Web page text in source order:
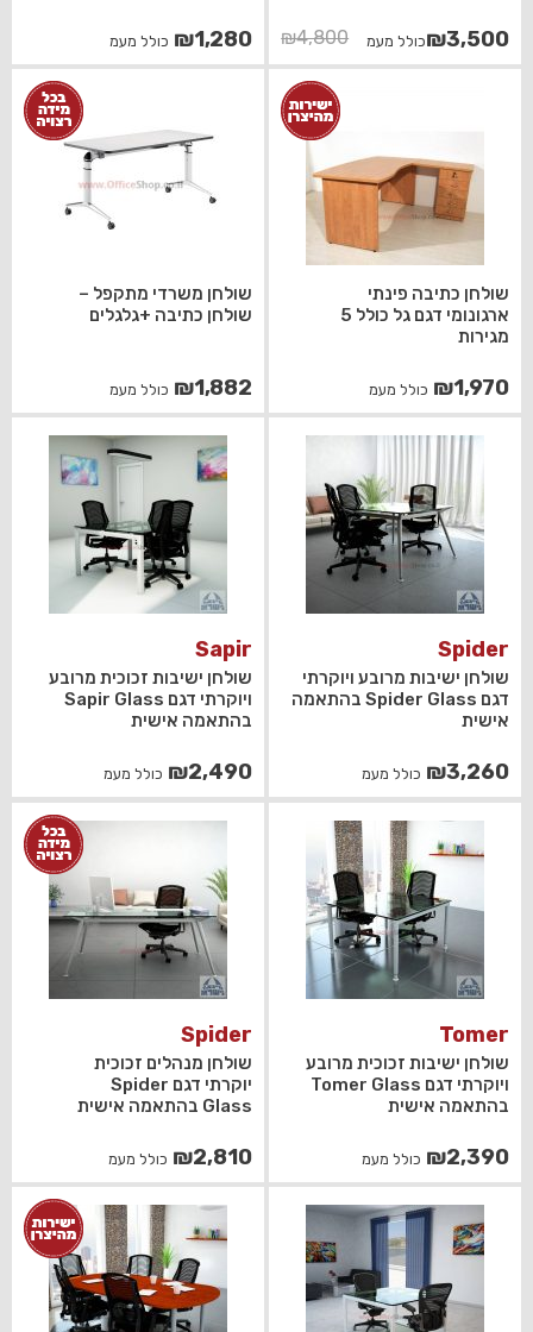
₪4,800
המחיר
המקורי
₪3,500
המחיר
הנוכחי
כולל מעמ ₪1,280 כולל מעמ
שולחן כתיבה פינתי
ארגונומי דגם גל כולל 5
מגירות
₪1,970 כולל מעמ
שולחן משרדי מתקפל –
שולחן כתיבה +גלגלים
₪1,882 כולל מעמ
Spider
שולחן ישיבות מרובע ויוקרתי
דגם Spider Glass בהתאמה
אישית
₪3,260 כולל מעמ
Sapir
שולחן ישיבות זכוכית מרובע
ויוקרתי דגם Sapir Glass
בהתאמה אישית
₪2,490 כולל מעמ
Tomer
שולחן ישיבות זכוכית מרובע
ויוקרתי דגם Tomer Glass
בהתאמה אישית
₪2,390 כולל מעמ
Spider
שולחן מנהלים זכוכית
יוקרתי דגם Spider
Glass בהתאמה אישית
₪2,810 כולל מעמ